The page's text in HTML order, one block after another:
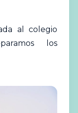
al colegio
los